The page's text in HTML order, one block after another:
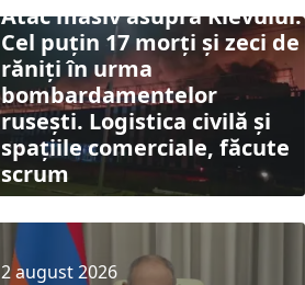
Atac masiv asupra Kievului:
Cel puțin 17 morți și zeci de
răniți în urma
bombardamentelor
rusești. Logistica civilă și
spațiile comerciale, făcute
scrum
2 august 2026